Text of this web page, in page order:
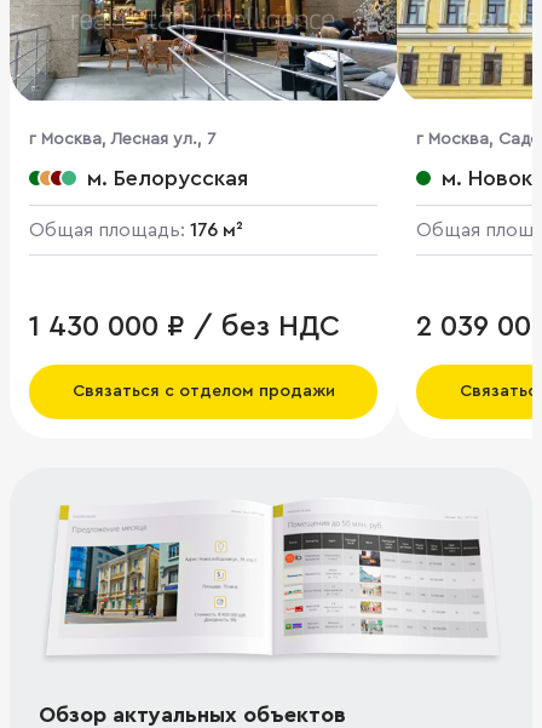
г Москва, Лесная ул., 7
м. Белорусская
Общая площадь: 176 м²
1 430 000 ₽ / без НДС
Связаться с отделом продажи
г Москва,
м.
Общая
2 039
Обзор актуальных объектов